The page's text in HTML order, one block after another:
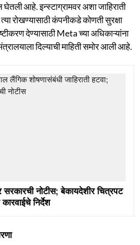
आहे. इन्स्टाग्रामवर अशा जाहिराती
रोखण्यासाठी कंपनीकडे कोणती सुरक्षा
देण्यासाठी Meta च्या अधिकाऱ्यांना
दिल्याची माहिती समोर आली आहे.
नोटीस; बेकायदेशीर चित्रपट
निर्देश